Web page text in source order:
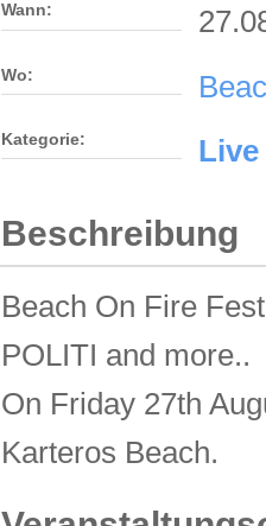
Wann:
Wo:
Kategorie: Live
Beschreibung
Beach On Fire
POLITI and more..
On Friday 27th
Karteros Beach.